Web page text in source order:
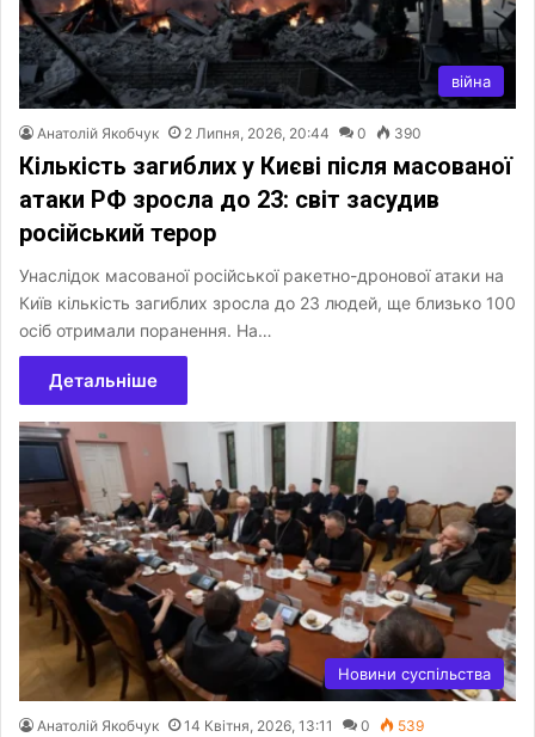
війна
Анатолій Якобчук 2 Липня, 2026, 20:44 0 390
Кількість загиблих у Києві після масованої
атаки РФ зросла до 23: світ засудив
російський терор
Унаслідок масованої російської ракетно-дронової атаки на
Київ кількість загиблих зросла до 23 людей, ще близько 100
осіб отримали поранення. На…
Детальніше
Новини суспільства
Анатолій Якобчук 14 Квітня, 2026, 13:11 0 539